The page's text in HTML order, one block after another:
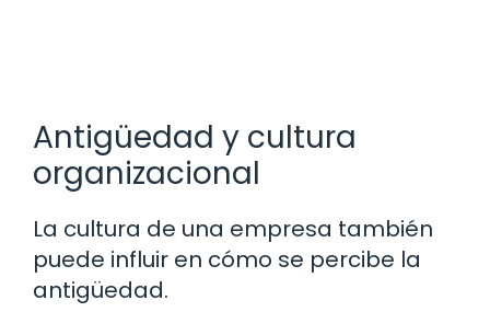
Antigüedad y cultura
organizacional
La cultura de una empresa también
puede influir en cómo se percibe la
antigüedad.